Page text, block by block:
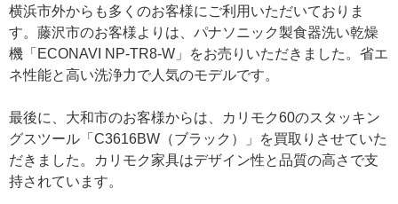
横浜市外からも多くのお客様にご利用いただいておりま
す。藤沢市のお客様よりは、パナソニック製食器洗い乾燥
機「ECONAVI NP-TR8-W」をお売りいただきました。省エ
ネ性能と高い洗浄力で人気のモデルです。
最後に、大和市のお客様からは、カリモク60のスタッキン
グスツール「C3616BW（ブラック）」を買取りさせていた
だきました。カリモク家具はデザイン性と品質の高さで支
持されています。